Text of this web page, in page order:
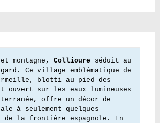
montagne, Collioure séduit au
Ce village emblématique de
blotti au pied des
ouvert sur les eaux lumineuses
offre un décor de
à seulement quelques
de la frontière espagnole. En